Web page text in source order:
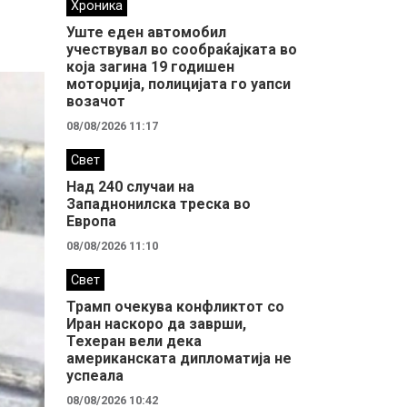
Хроника
Уште еден автомобил
учествувал во сообраќајката во
која загина 19 годишен
моторџија, полицијата го уапси
возачот
08/08/2026 11:17
Свет
Над 240 случаи на
Западнонилска треска во
Европа
08/08/2026 11:10
Свет
Трамп очекува конфликтот со
Иран наскоро да заврши,
Техеран вели дека
американската дипломатија не
успеала
08/08/2026 10:42